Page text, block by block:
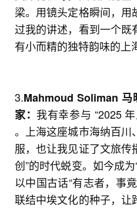
梁。用镜头定格瞬间，
过我的讲述，看到一个既
有小而精的独特韵味的上
3.Mahmoud Soliman 马
家： 我有幸参与 “2025
。上海这座城市海纳百
服，也让我见证了文旅传
创”的时代蜕变。如今成
以中国古话“有志者，事
联结中埃文化的种子，让